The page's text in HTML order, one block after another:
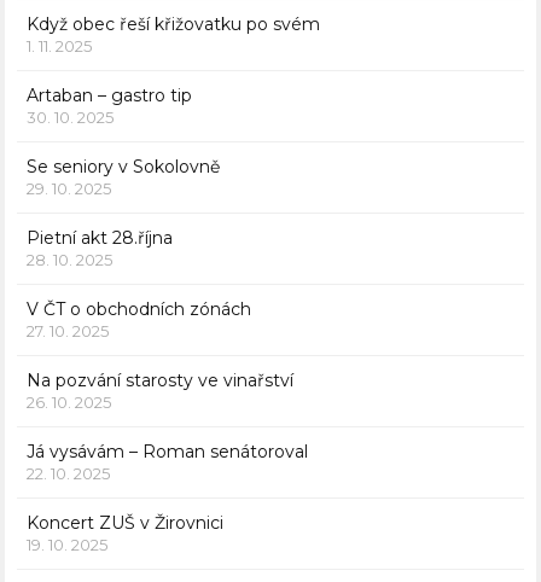
Když obec řeší křižovatku po svém
1. 11. 2025
Artaban – gastro tip
30. 10. 2025
Se seniory v Sokolovně
29. 10. 2025
Pietní akt 28.října
28. 10. 2025
V ČT o obchodních zónách
27. 10. 2025
Na pozvání starosty ve vinařství
26. 10. 2025
Já vysávám – Roman senátoroval
22. 10. 2025
Koncert ZUŠ v Žirovnici
19. 10. 2025